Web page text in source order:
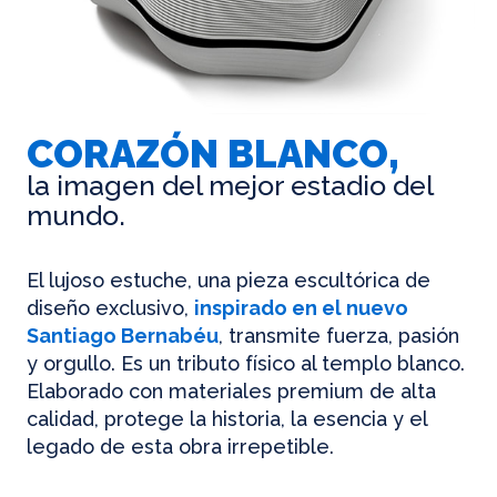
CORAZÓN BLANCO,
la imagen del mejor estadio del
mundo.
El lujoso estuche, una pieza escultórica de
diseño exclusivo, inspirado en el nuevo
Santiago Bernabéu, transmite fuerza, pasión
y orgullo. Es un tributo físico al templo blanco.
Elaborado con materiales premium de alta
calidad, protege la historia, la esencia y el
legado de esta obra irrepetible.